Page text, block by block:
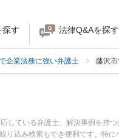
探す 法律Q&Aを探す
企業法務に強い弁護士 藤沢
している弁護士、解決事例を持
込み検索もでき便利です。特